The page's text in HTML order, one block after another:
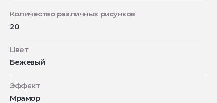
Количество различных рисунков
20
Цвет
Бежевый
Эффект
Мрамор